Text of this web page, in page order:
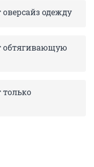
одежду
обтягивающую